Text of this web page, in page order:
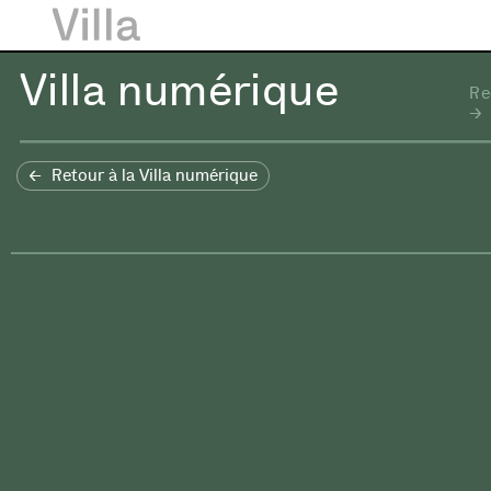
Villa numérique
Retour à la Villa numérique